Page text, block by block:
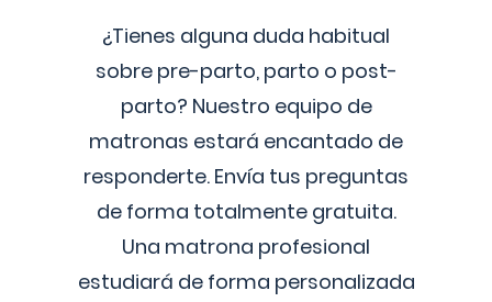
¿Tienes alguna duda habitual
sobre pre-parto, parto o post-
parto? Nuestro equipo de
matronas estará encantado de
responderte. Envía tus preguntas
de forma totalmente gratuita.
Una matrona profesional
estudiará de forma personalizada